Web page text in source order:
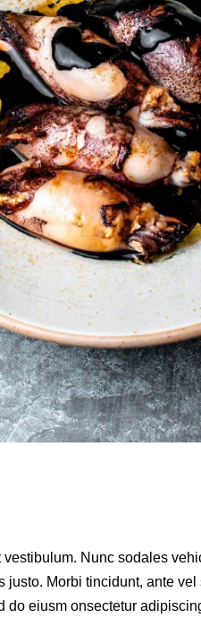
Nunc sodales
justo. Morbi tincidunt, ante
do eiusm onsectetur